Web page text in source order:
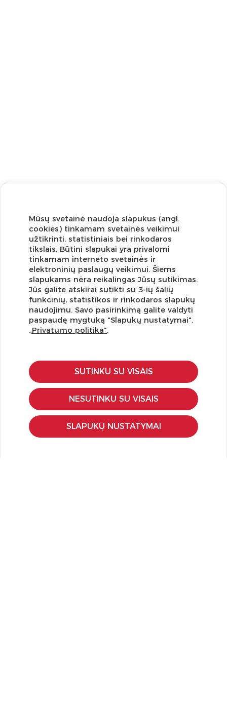
Užsisakykite naujienlaiškį ir pirmi gaukite geriausius
pasiūlymus!
KLIENTŲ APTARNAVIMAS
Pirkimo – pardavimo taisyklės
Pristatymas ir grąžinimas
Apmokėjimo būdai
Kokybės ir saugumo standartai
Privatumo taisyklės
Mūsų svetainė naudoja slapukus (angl.
cookies) tinkamam svetainės veikimui
užtikrinti, statistiniais bei rinkodaros
tikslais. Būtini slapukai yra privalomi
tinkamam interneto svetainės ir
elektroninių paslaugų veikimui. Šiems
slapukams nėra reikalingas Jūsų sutikimas.
Jūs galite atskirai sutikti su 3-ių šalių
funkcinių, statistikos ir rinkodaros slapukų
naudojimu. Savo pasirinkimą galite valdyti
paspaudę mygtuką "Slapukų nustatymai".
„Privatumo politika".
SUTINKU SU VISAIS
NESUTINKU SU VISAIS
SLAPUKŲ NUSTATYMAI